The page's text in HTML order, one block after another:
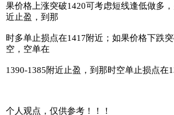
果价格上涨突破1420可考虑短线逢低做多
近止盈，到那
时多单止损点在1417附近；如果价格下跌
空，空单在
1390-1385附近止盈，到那时空单止损点在
个人观点，仅供参考！！！